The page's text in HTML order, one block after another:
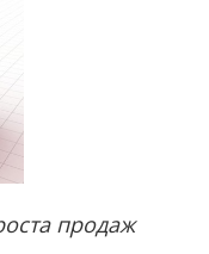
продаж